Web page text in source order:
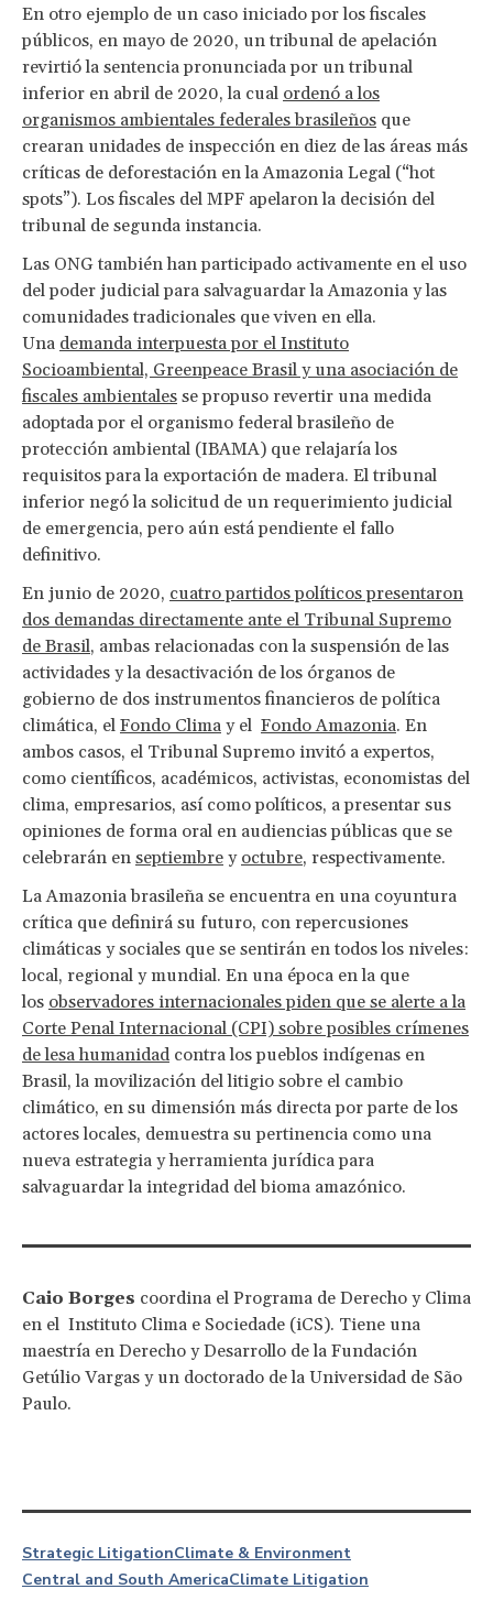
En otro ejemplo de un caso iniciado por los fiscales
públicos, en mayo de 2020, un tribunal de apelación
revirtió la sentencia pronunciada por un tribunal
inferior en abril de 2020, la cual ordenó a los
organismos ambientales federales brasileños que
crearan unidades de inspección en diez de las áreas más
críticas de deforestación en la Amazonia Legal (“hot
spots”). Los fiscales del MPF apelaron la decisión del
tribunal de segunda instancia.
Las ONG también han participado activamente en el uso
del poder judicial para salvaguardar la Amazonia y las
comunidades tradicionales que viven en ella.
Una demanda interpuesta por el Instituto
Socioambiental, Greenpeace Brasil y una asociación de
fiscales ambientales se propuso revertir una medida
adoptada por el organismo federal brasileño de
protección ambiental (IBAMA) que relajaría los
requisitos para la exportación de madera. El tribunal
inferior negó la solicitud de un requerimiento judicial
de emergencia, pero aún está pendiente el fallo
definitivo.
En junio de 2020, cuatro partidos políticos presentaron
dos demandas directamente ante el Tribunal Supremo
de Brasil, ambas relacionadas con la suspensión de las
actividades y la desactivación de los órganos de
gobierno de dos instrumentos financieros de política
climática, el Fondo Clima y el Fondo Amazonia. En
ambos casos, el Tribunal Supremo invitó a expertos,
como científicos, académicos, activistas, economistas del
clima, empresarios, así como políticos, a presentar sus
opiniones de forma oral en audiencias públicas que se
celebrarán en septiembre y octubre, respectivamente.
La Amazonia brasileña se encuentra en una coyuntura
crítica que definirá su futuro, con repercusiones
climáticas y sociales que se sentirán en todos los niveles:
local, regional y mundial. En una época en la que
los observadores internacionales piden que se alerte a la
Corte Penal Internacional (CPI) sobre posibles crímenes
de lesa humanidad contra los pueblos indígenas en
Brasil, la movilización del litigio sobre el cambio
climático, en su dimensión más directa por parte de los
actores locales, demuestra su pertinencia como una
nueva estrategia y herramienta jurídica para
salvaguardar la integridad del bioma amazónico.
Caio Borges coordina el Programa de Derecho y Clima
en el Instituto Clima e Sociedade (iCS). Tiene una
maestría en Derecho y Desarrollo de la Fundación
Getúlio Vargas y un doctorado de la Universidad de São
Paulo.
Strategic LitigationClimate & Environment
Central and South AmericaClimate Litigation